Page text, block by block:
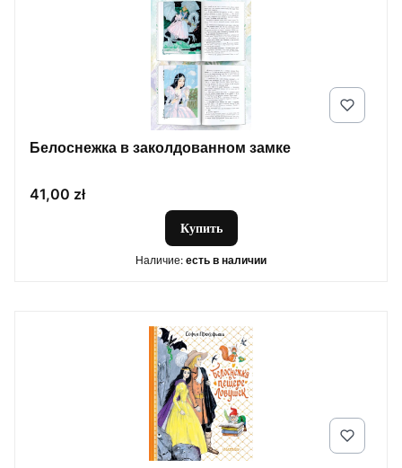
Белоснежка в заколдованном замке
Цена
41,00 zł
Купить
Наличие: есть в наличии